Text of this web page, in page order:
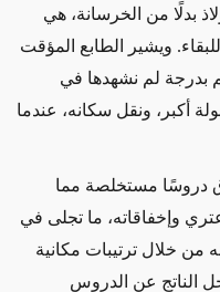
بدلًا من الخرسانة، هي
ويشير الطابع المؤقت
بدرجة لم نشهدها في
أكبر، ونقل سكانه، عندما
دروسًا مستخلصة مما
وإخفاقاته، ما تجلى في
من خلال ترتيبات مكانية
الناتج عن الدروس